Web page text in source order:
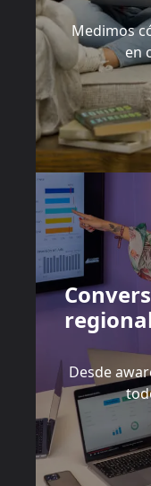
Medimos
en
Desde